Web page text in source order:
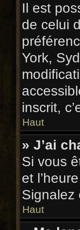
Il est
de celui
York,
inscrit,
Haut
» J’ai
Si vous
et
Signalez
Haut